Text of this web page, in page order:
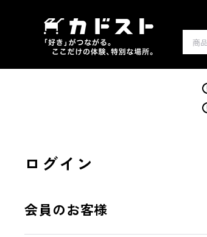
ログイン
会員のお客様